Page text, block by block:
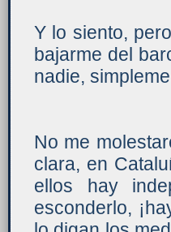
Y lo siento,
bajarme del
nadie,
No me
clara, en
ellos hay
esconderlo,